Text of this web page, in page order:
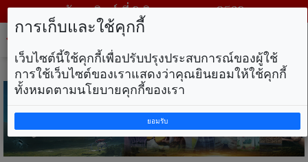
วันอาทิตย์ ที่ 9 สิงหาคม พ.ศ. 2569
การเก็บและใช้คุกกี้
เว็บไซต์นี้ใช้คุกกี้เพื่อปรับปรุงประสบการณ์ของผู้ใช้
การใช้เว็บไซต์ของเราแสดงว่าคุณยินยอมให้ใช้คุกกี้
ทั้งหมดตามนโยบายคุกกี้ของเรา
ยอมรับ